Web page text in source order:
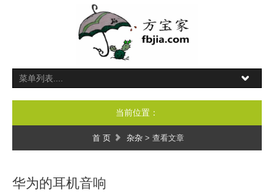
当前位置：
首 页 杂杂> 查看文章
华为的耳机音响